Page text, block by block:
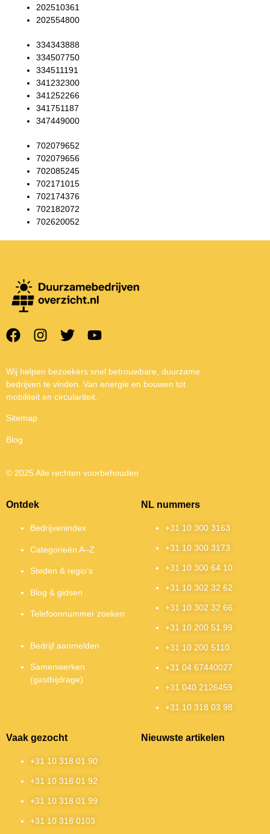
202510361
202554800
334343888
334507750
334511191
341232300
341252266
341751187
347449000
702079652
702079656
702085245
702171015
702174376
702182072
702620052
Wij helpen bezoekers snel betrouwbare, duurzame
bedrijven te vinden. Van energie en bouwen tot
mobiliteit en circulariteit.
Sitemap
Blog
© 2025 Alle rechten voorbehouden
Ontdek
Bedrijvenindex
Categorieën A–Z
Steden & regio’s
Blog & gidsen
Telefoonnummer zoeken
Bedrijf aanmelden
Samenwerken
(gastbijdrage)
NL nummers
+31 10 300 3163
+31 10 300 3173
+31 10 300 64 10
+31 10 302 32 62
+31 10 302 32 66
+31 10 200 51 99
+31 10 200 5110
+31 04 67440027
+31 040 2126459
+31 10 318 03 98
Vaak gezocht
+31 10 318 01 90
+31 10 318 01 92
+31 10 318 01 99
+31 10 318 0103
Nieuwste artikelen